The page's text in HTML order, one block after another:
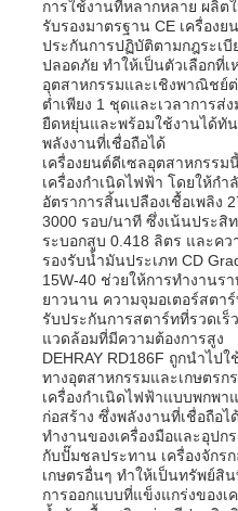
การใช้งานที่หลากหลาย ผลิต
รับรองมาตรฐาน CE เครื่อง
ประกันการปฏิบัติตามกฎระเ
ปลอดภัย ทำให้เป็นตัวเลือกที่
อุตสาหกรรมและเชิงพาณิชย์
ต่ำเพียง 1 ชุดและเวลาการส่
ยืดหยุ่นและพร้อมใช้งานได้ทั
พลังงานที่เชื่อถือได้
เครื่องยนต์ดีเซลอุตสาหกรรม
เครื่องกำเนิดไฟฟ้า โดยให้ก
อัตราการสิ้นเปลืองเชื้อเพลิง
3000 รอบ/นาที ซึ่งเน้นประสิ
ระบอกสูบ 0.418 ลิตร และค
รองรับน้ำมันประเภท CD
15W-40 ช่วยให้การทำงานร
ยาวนาน ความจุมอเตอร์สตา
รับประกันการสตาร์ทที่รวดเ
แวดล้อมที่มีความต้องการสูง
DEHRAY RD186F ถูกนำไ
ทางอุตสาหกรรมและเกษตรก
เครื่องกำเนิดไฟฟ้าแบบพกพ
ก่อสร้าง ซึ่งพลังงานที่เชื่อถือ
ทำงานของเครื่องมือและอุป
กับปั๊มชลประทาน เครื่องจักร
เกษตรอื่นๆ ทำให้เป็นทรัพย์สิ
การออกแบบที่แข็งแกร่งของเ